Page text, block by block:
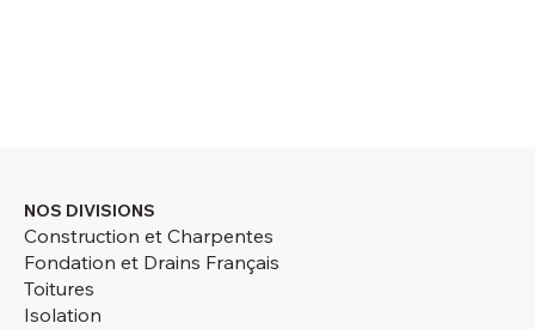
NOS DIVISIONS
Construction et Charpentes
Fondation et Drains Français
Toitures
Isolation